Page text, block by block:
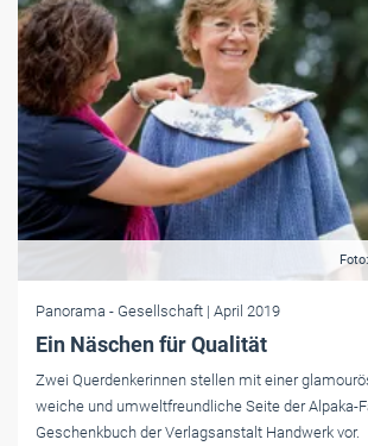
Panorama - Gesellschaft | April 2019
Ein Näschen für Qualität
Zwei ­Querdenkerinnen stellen mit einer
weiche und umweltfreundliche Seite der Alpaka-
Geschenkbuch der Verlagsanstalt Handwerk vor.